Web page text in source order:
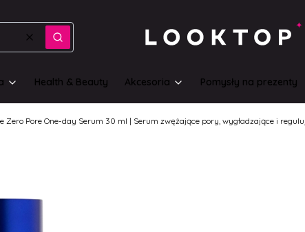
WyczyśćSzukaj
Health & Beauty Akcesoria Pomysły na prezenty
Zero Pore One-day Serum 30 ml | Serum zwężające pory, wygładzające i